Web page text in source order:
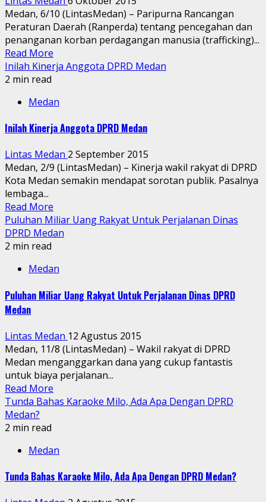
Medan, 6/10 (LintasMedan) – Paripurna Rancangan
Peraturan Daerah (Ranperda) tentang pencegahan dan
penanganan korban perdagangan manusia (trafficking)...
Read More
Inilah Kinerja Anggota DPRD Medan
2 min read
Medan
Inilah Kinerja Anggota DPRD Medan
Lintas Medan 2 September 2015
Medan, 2/9 (LintasMedan) – Kinerja wakil rakyat di DPRD
Kota Medan semakin mendapat sorotan publik. Pasalnya
lembaga...
Read More
Puluhan Miliar Uang Rakyat Untuk Perjalanan Dinas
DPRD Medan
2 min read
Medan
Puluhan Miliar Uang Rakyat Untuk Perjalanan Dinas DPRD
Medan
Lintas Medan 12 Agustus 2015
Medan, 11/8 (LintasMedan) – Wakil rakyat di DPRD
Medan menganggarkan dana yang cukup fantastis
untuk biaya perjalanan...
Read More
Tunda Bahas Karaoke Milo, Ada Apa Dengan DPRD
Medan?
2 min read
Medan
Tunda Bahas Karaoke Milo, Ada Apa Dengan DPRD Medan?